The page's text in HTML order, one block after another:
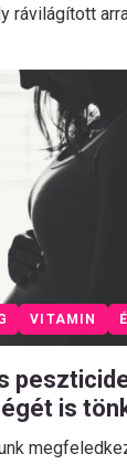
rávilágított
VITAMIN
is